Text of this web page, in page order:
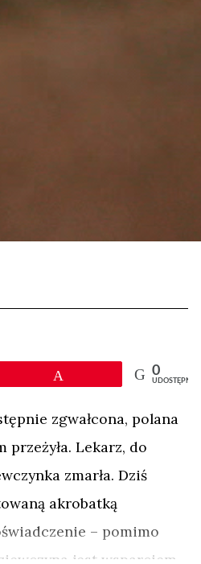
0
UDOSTĘPNIEŃ
zgwałcona, polana
przeżyła. Lekarz, do
zmarła. Dziś
akrobatką
– pomimo
jest wsparciem